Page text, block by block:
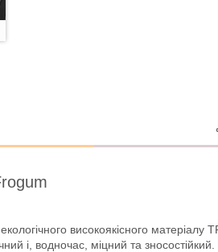
високоякісного матеріалу
і, водночас, міцний та зносостійкий.